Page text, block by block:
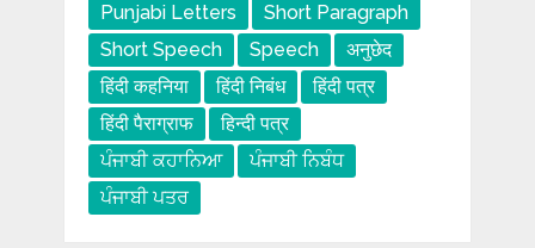
Punjabi Letters
Short Paragraph
Short Speech
Speech
अनुछेद
हिंदी कहनिया
हिंदी निबंध
हिंदी पत्र
हिंदी पैराग्राफ
हिन्दी पत्र
ਪੰਜਾਬੀ ਕਹਾਨਿਆ
ਪੰਜਾਬੀ ਨਿਬੰਧ
ਪੰਜਾਬੀ ਪਤਰ